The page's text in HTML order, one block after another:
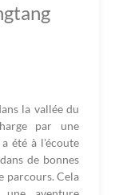
la vallée du
par une
été à l'écoute
de bonnes
parcours. Cela